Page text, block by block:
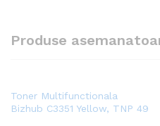
Produse
Toner Multifunctionala
Bizhub C3351 Yellow, TNP 49